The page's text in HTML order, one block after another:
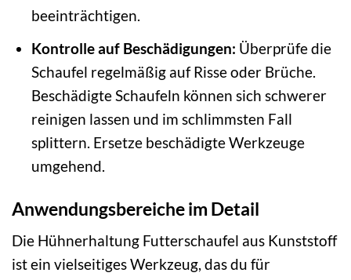
beeinträchtigen.
Kontrolle auf Beschädigungen: Überprüfe die
Schaufel regelmäßig auf Risse oder Brüche.
Beschädigte Schaufeln können sich schwerer
reinigen lassen und im schlimmsten Fall
splittern. Ersetze beschädigte Werkzeuge
umgehend.
Anwendungsbereiche im Detail
Die Hühnerhaltung Futterschaufel aus Kunststoff
ist ein vielseitiges Werkzeug, das du für